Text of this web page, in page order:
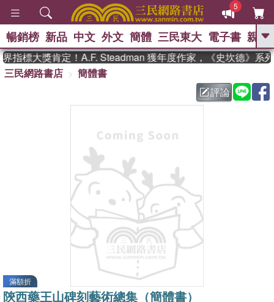
5
GO
父親節 、 如果歷
暑期推薦 、 國際布克
偉大的迷走神經
暢銷榜 新品 中文 外文 簡體 三民東大 電子書 親子
指標大獎肯定！A.F. Steadman 獲年度作家，《史坎德》系列
三民網路書店
簡體書
評論
滿額折
陝西藥王山碑刻藝術總集（簡體書）